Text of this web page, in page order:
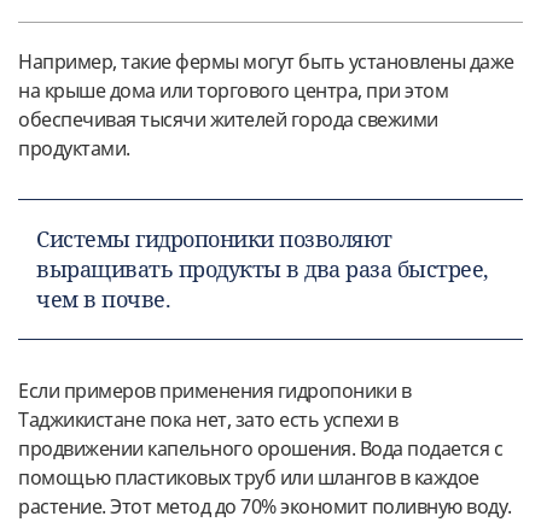
Например, такие фермы могут быть установлены даже
на крыше дома или торгового центра, при этом
обеспечивая тысячи жителей города свежими
продуктами.
Системы гидропоники позволяют
выращивать продукты в два раза быстрее,
чем в почве.
Если примеров применения гидропоники в
Таджикистане пока нет, зато есть успехи в
продвижении капельного орошения. Вода подается с
помощью пластиковых труб или шлангов в каждое
растение. Этот метод до 70% экономит поливную воду.